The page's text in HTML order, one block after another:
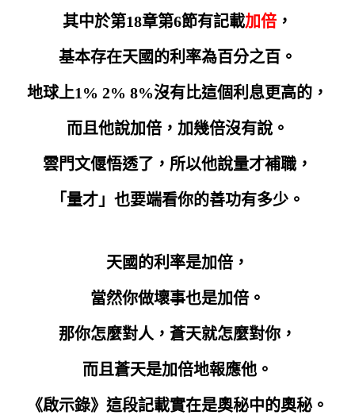
其中於第18章第6節有記載加倍 ，
基本存在天國的利率為百分之百。
地球上1% 2% 8%沒有比這個利息更高的，
而且他說加倍，加幾倍沒有說。
雲門文偃悟透了，所以他說量才補職，
「量才」也要端看你的善功有多少。
天國的利率是加倍，
當然你做壞事也是加倍。
那你怎麼對人，蒼天就怎麼對你，
而且蒼天是加倍地報應他。
《啟示錄》這段記載實在是奧秘中的奧秘。